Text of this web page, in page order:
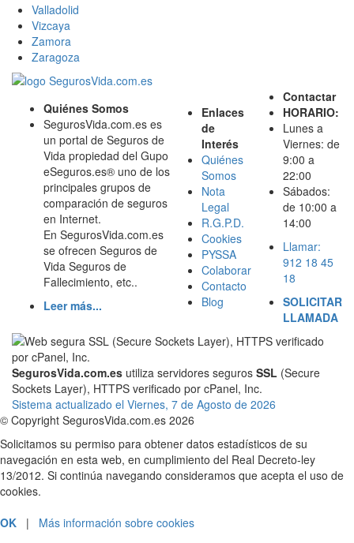
Valladolid
Vizcaya
Zamora
Zaragoza
Quiénes Somos
SegurosVida.com.es es
un portal de Seguros de
Vida propiedad del Gupo
eSeguros.es® uno de los
principales grupos de
comparación de seguros
en Internet.
En SegurosVida.com.es
se ofrecen Seguros de
Vida Seguros de
Fallecimiento, etc..
Leer más...
Enlaces
de
Interés
Quiénes
Somos
Nota
Legal
R.G.P.D.
Cookies
PYSSA
Colaborar
Contacto
Blog
Contactar
HORARIO:
Lunes a
Viernes: de
9:00 a
22:00
Sábados:
de 10:00 a
14:00
Llamar:
912 18 45
18
SOLICITAR
LLAMADA
SegurosVida.com.es utiliza servidores seguros SSL (Secure
Sockets Layer), HTTPS verificado por cPanel, Inc.
Sistema actualizado el Viernes, 7 de Agosto de 2026
© Copyright SegurosVida.com.es 2026
Solicitamos su permiso para obtener datos estadísticos de su
navegación en esta web, en cumplimiento del Real Decreto-ley
13/2012. Si continúa navegando consideramos que acepta el uso de
cookies.
OK | Más información sobre cookies